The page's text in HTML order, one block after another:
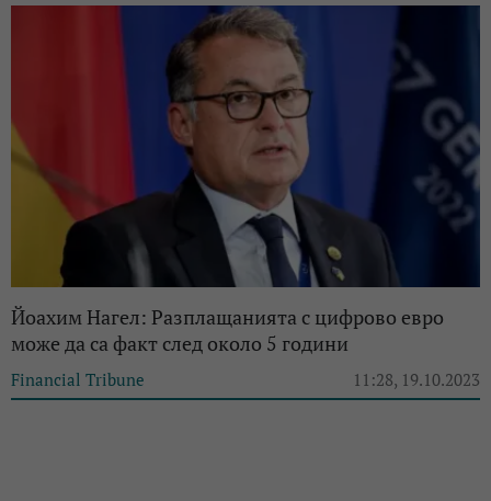
Йоахим Нагел: Разплащанията с цифрово евро
може да са факт след около 5 години
Financial Tribune 11:28, 19.10.2023